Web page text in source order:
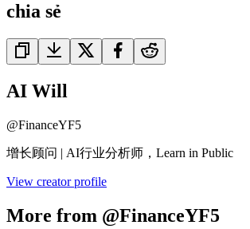
chia sẻ
AI Will
@FinanceYF5
增长顾问 | AI行业分析师，Learn in Public
View creator profile
More from @FinanceYF5